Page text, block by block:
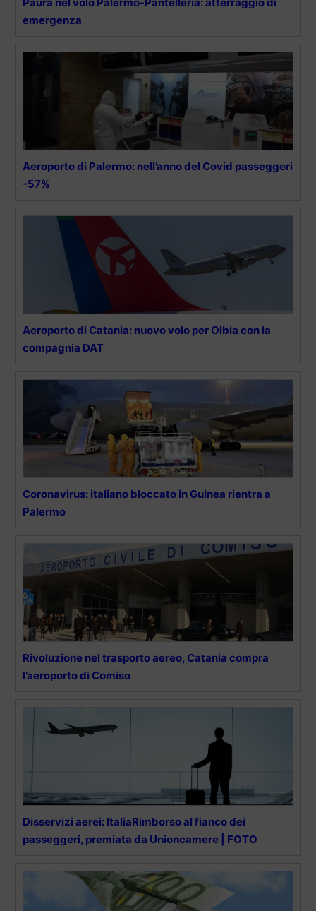
emergenza
Aeroporto di Palermo: nell’anno del Covid passeggeri
-57%
Aeroporto di Catania: nuovo volo per Olbia con la
compagnia DAT
Coronavirus: italiano bloccato in Guinea rientra a
Palermo
Rivoluzione nel trasporto aereo, Catania compra
l’aeroporto di Comiso
Disservizi aerei: ItaliaRimborso al fianco dei
passeggeri, premiata da Unioncamere | FOTO